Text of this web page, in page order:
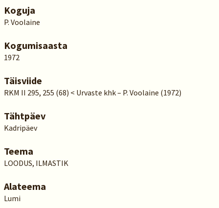
Koguja
P. Voolaine
Kogumisaasta
1972
Täisviide
RKM II 295, 255 (68) < Urvaste khk – P. Voolaine (1972)
Tähtpäev
Kadripäev
Teema
LOODUS, ILMASTIK
Alateema
Lumi